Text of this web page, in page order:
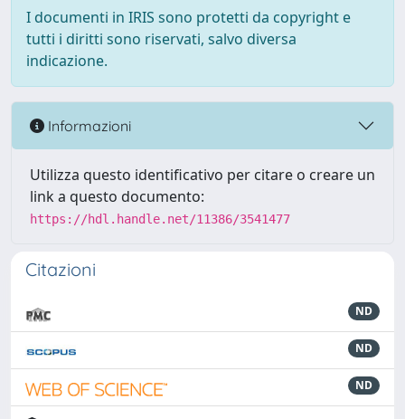
I documenti in IRIS sono protetti da copyright e
tutti i diritti sono riservati, salvo diversa
indicazione.
Informazioni
Utilizza questo identificativo per citare o creare un
link a questo documento:
https://hdl.handle.net/11386/3541477
Citazioni
ND
ND
ND